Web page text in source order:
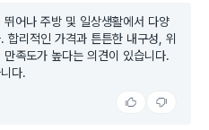
어나 주방 및 일상생활에서 다양
합리적인 가격과 튼튼한 내구성, 위
족도가 높다는 의견이 있습니다.
다.